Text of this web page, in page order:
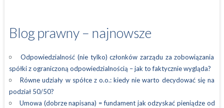
Blog prawny – najnowsze
Odpowiedzialność (nie tylko) członków zarządu za zobowiązania
spółki z ograniczoną odpowiedzialnością – jak to faktycznie wygląda?
Równe udziały w spółce z o.o.: kiedy nie warto decydować się na
podział 50/50?
Umowa (dobrze napisana) = fundament jak odzyskać pieniądze od